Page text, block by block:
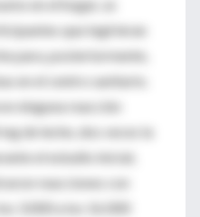
en el hogar, se
que ingirieran
para, posteriormente,
en el centro sanitario.
ninguna reacción
de leche, dos veces la
el estudio inicial,
reacciones con
3.000 a los 16.000